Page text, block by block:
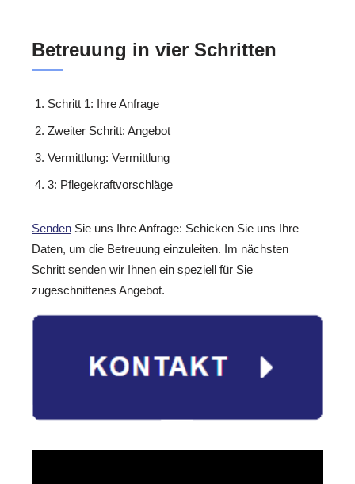
Betreuung in vier Schritten
Schritt 1: Ihre Anfrage
Zweiter Schritt: Angebot
Vermittlung: Vermittlung
3: Pflegekraftvorschläge
Senden Sie uns Ihre Anfrage: Schicken Sie uns Ihre
Daten, um die Betreuung einzuleiten. Im nächsten
Schritt senden wir Ihnen ein speziell für Sie
zugeschnittenes Angebot.